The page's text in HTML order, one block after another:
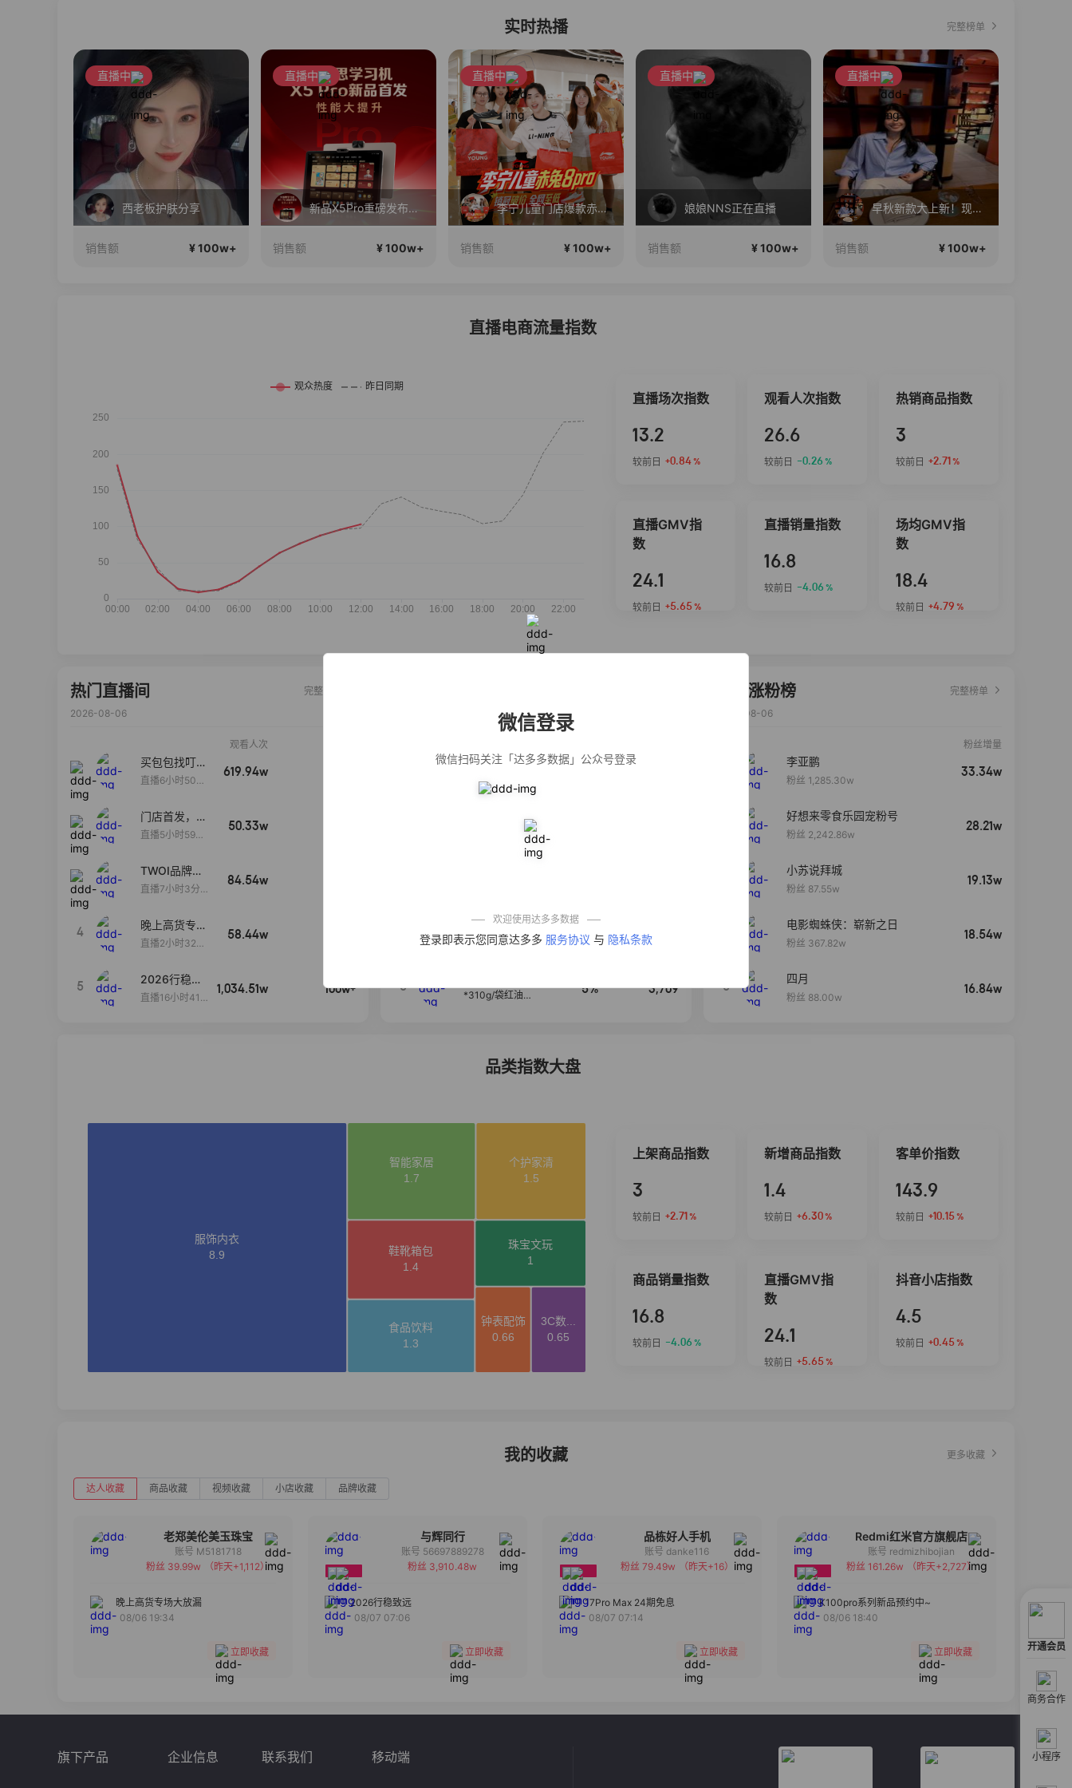
开通会员
商务合作
小程序
微信登录
微信扫码关注「达多多数据」公众号登录
欢迎使用达多多数据
登录即表示您同意达多多 服务协议 与 隐私条款
实时热播 完整榜单
直播中
西老板护肤分享
销售额 ¥ 100w+
直播中
新品X5Pro重磅发布！性能大提升！首发补贴还送千元好礼！
销售额 ¥ 100w+
直播中
李宁儿童门店爆款赤兔8pro终于有货了，全网销冠刷新历史底价
销售额 ¥ 100w+
直播中
娘娘NNS正在直播
销售额 ¥ 100w+
直播中
早秋新款大上新！现现在仓！
销售额 ¥ 100w+
直播电商流量指数
直播场次指数
13.2
较前日 +0.84%
观看人次指数
26.6
较前日 -0.26 %
热销商品指数
3
较前日 +2.71 %
直播GMV指
数
24.1
较前日 +5.65 %
直播销量指数
16.8
较前日 -4.06 %
场均GMV指
数
18.4
较前日 +4.79 %
热门直播间
完整榜单
2026-08-06
观看人次
买包包找叮
当,一折购！
直播6小时50分
619.94w
门店首发，秋
款大上新！！
直播5小时59分
50.33w
TWOI品牌直
播间新款上
直播7小时3分5
84.54w
4
晚上高货专场
大放漏
直播2小时32分
58.44w
5
2026行稳致
远
直播16小时41
1,034.51w 100w+
【净浮生】油污
重油污去油王污
公仔牌顽渍净洗
衣粉轻松搓洗去
污渍除菌除螨3倍
洁净去渍家用去
免煮开袋即食劲
艾草抽绳式免撕
垃圾袋大号特厚
50% 4,154
5
*310g/袋红油麻
5% 3,709
达人涨粉榜
完整榜单
2026-08-06
粉丝增量
李亚鹏
粉丝 1,285.30w
33.34w
好想来零食乐园宠粉号
粉丝 2,242.86w
28.21w
小苏说拜城
粉丝 87.55w
19.13w
电影蜘蛛侠：崭新之日
粉丝 367.82w
18.54w
5
四月
粉丝 88.00w
16.84w
品类指数大盘
上架商品指数
3
较前日 +2.71 %
新增商品指数
1.4
较前日 +6.30%
客单价指数
143.9
较前日 +10.15 %
商品销量指数
16.8
较前日 -4.06 %
直播GMV指
数
24.1
较前日 +5.65 %
抖音小店指数
4.5
较前日 +0.45 %
我的收藏 更多收藏
达人收藏 商品收藏 视频收藏 小店收藏 品牌收藏
老郑美伦美玉珠宝
备注
分组
账号 M5181718
粉丝 39.99w
（昨天+1,112）
晚上高货专场大放漏
08/06 19:34
立即收藏
与辉同行
备注
账号 56697889278
粉丝 3,910.48w
2026行稳致远
08/07 07:06
立即收藏
品栋好人手机
备注
分组
账号 danke116
粉丝 79.49w
（昨天+16）
17Pro Max 24期免息
08/07 07:14
立即收藏
Redmi红米官方旗舰店
备注
分组
账号 redmizhibojian
粉丝 161.26w
（昨天+2,727）
K100pro系列新品预约中~
08/06 18:40
立即收藏
旗下产品 企业信息 联系我们 移动端